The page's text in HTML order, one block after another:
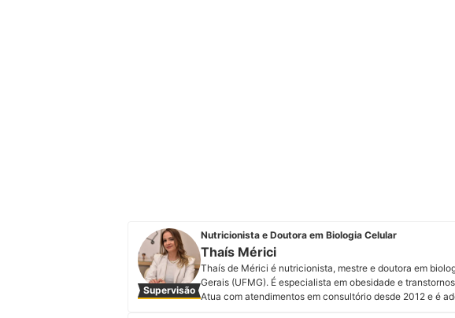
Supervisão
Nutricionista e Doutora em Biologia Celular
Thaís Mérici
Thaís de Mérici é nutricionista, mestre e doutora em
Gerais (UFMG). É especialista em obesidade e
Atua com atendimentos em consultório desde 2012 e é